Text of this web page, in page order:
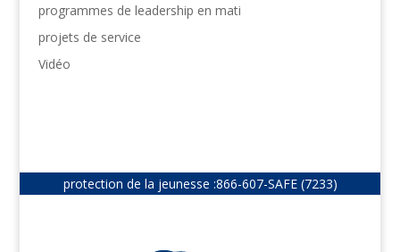
programmes de leadership en mati
projets de service
Vidéo
protection de la jeunesse :866-607-SAFE (7233)